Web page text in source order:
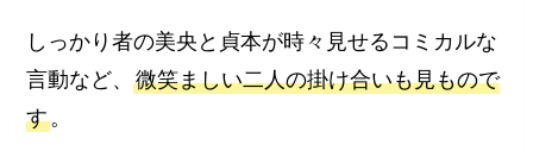
しっかり者の美央と貞本が時々見せるコミカルな
言動など、微笑ましい二人の掛け合いも見もので
す。